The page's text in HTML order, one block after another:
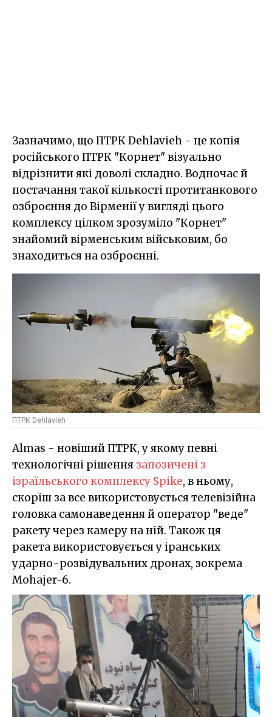
Зазначимо, що ПТРК Dehlavieh - це копія
російського ПТРК "Корнет" візуально
відрізнити які доволі складно. Водночас й
постачання такої кількості протитанкового
озброєння до Вірменії у вигляді цього
комплексу цілком зрозуміло "Корнет"
знайомий вірменським військовим, бо
знаходиться на озброєнні.
ПТРК Dehlavieh
Almas - новіший ПТРК, у якому певні
технологічні рішення запозичені з
ізраїльського комплексу Spike, в ньому,
скоріш за все використовується телевізійна
головка самонаведення й оператор "веде"
ракету через камеру на ній. Також ця
ракета використовується у іранських
ударно-розвідувальних дронах, зокрема
Mohajer-6.